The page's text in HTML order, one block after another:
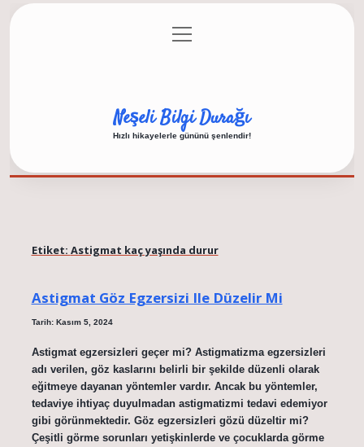
Gizlilik Politikası
menüyü
aç
Neşeli Bilgi Durağı
Hızlı hikayelerle gününü şenlendir!
Etiket: Astigmat kaç yaşında durur
Astigmat Göz Egzersizi Ile Düzelir Mi
Tarih: Kasım 5, 2024
Astigmat egzersizleri geçer mi? Astigmatizma egzersizleri
adı verilen, göz kaslarını belirli bir şekilde düzenli olarak
eğitmeye dayanan yöntemler vardır. Ancak bu yöntemler,
tedaviye ihtiyaç duyulmadan astigmatizmi tedavi edemiyor
gibi görünmektedir. Göz egzersizleri gözü düzeltir mi?
Çeşitli görme sorunları yetişkinlerde ve çocuklarda görme